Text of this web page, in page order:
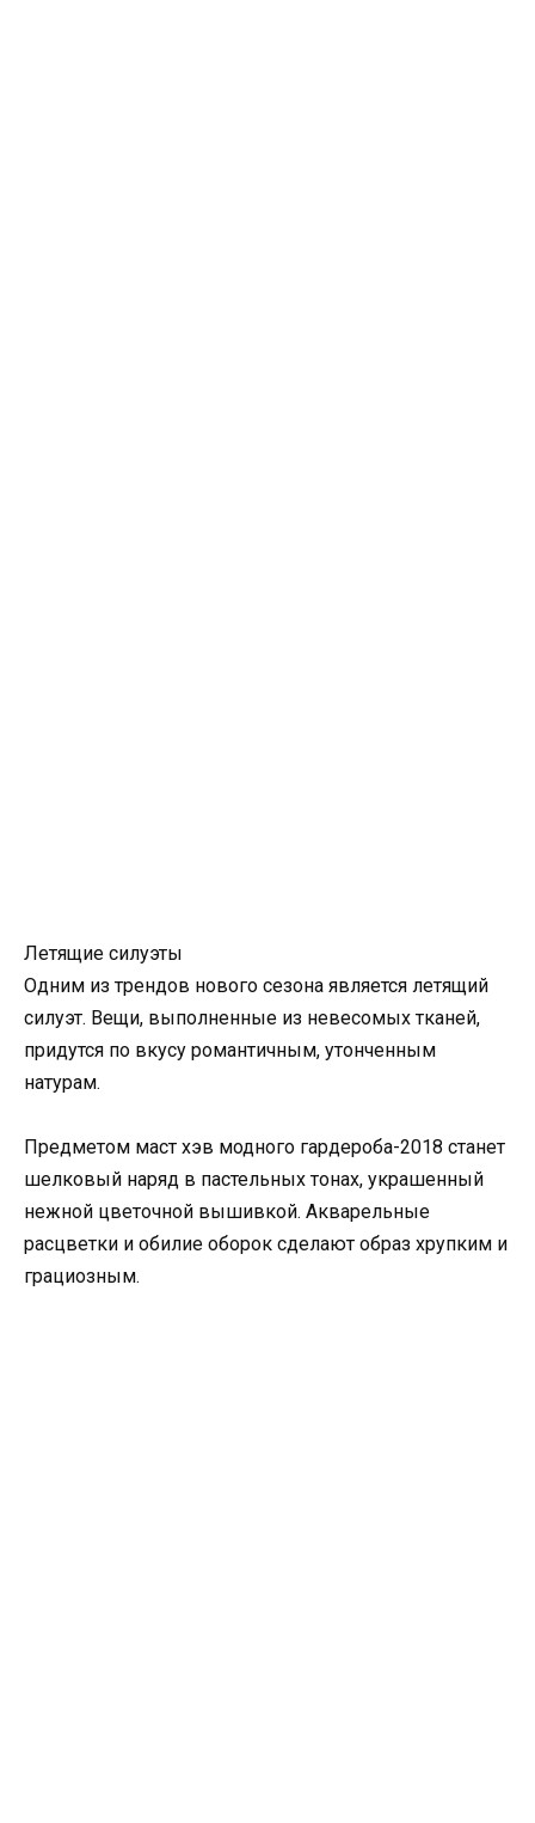
Летящие силуэты
Одним из трендов нового сезона является летящий
силуэт. Вещи, выполненные из невесомых тканей,
придутся по вкусу романтичным, утонченным
натурам.
Предметом маст хэв модного гардероба-2018 станет
шелковый наряд в пастельных тонах, украшенный
нежной цветочной вышивкой. Акварельные
расцветки и обилие оборок сделают образ хрупким и
грациозным.